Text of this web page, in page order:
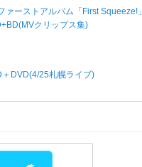
ァーストアルバム「First Squeeze!」
クリップス集)
DVD(4/25札幌ライブ)